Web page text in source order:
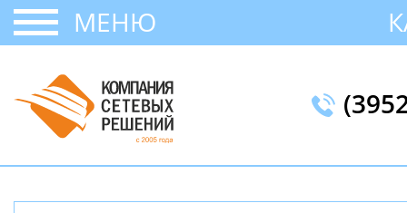
МЕНЮ